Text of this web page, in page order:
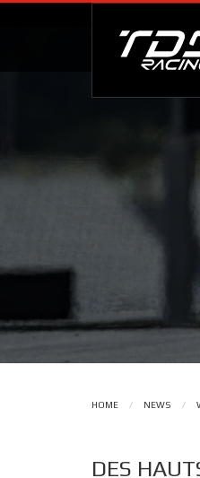
HOME / NEWS /
DES